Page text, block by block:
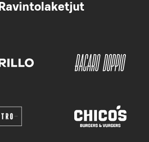
Ravintolaketjut